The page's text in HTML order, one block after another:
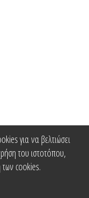
για να βελτιώσει
του ιστοτόπου,
cookies.